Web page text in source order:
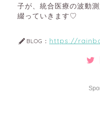
子が、統合医療の波動
綴っていきます♡
BLOG： https://